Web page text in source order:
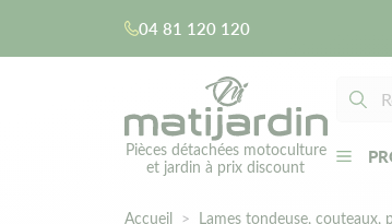
04 81 120 120
Pièces détachées motoculture
et jardin à prix discount
Accueil Lames tondeuse, couteaux,